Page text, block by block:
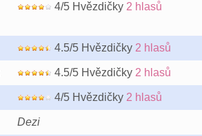
4/5 Hvězdičky 2 hlasů
4.5/5 Hvězdičky 2 hlasů
4.5/5 Hvězdičky 2 hlasů
4/5 Hvězdičky 2 hlasů
Dezi